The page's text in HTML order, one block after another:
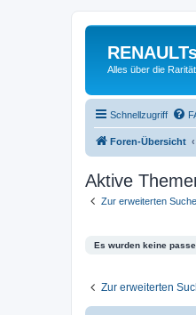
Alles über die
Schnellzugriff
Foren-Übersicht
Aktive
Zur erweiterten Suche
Es wurden keine
Zur erweiterten